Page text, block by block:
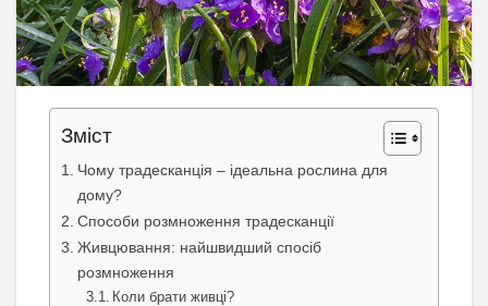
Зміст
Чому традесканція – ідеальна рослина для
дому?
Способи розмноження традесканції
Живцювання: найшвидший спосіб
розмноження
Коли брати живці?